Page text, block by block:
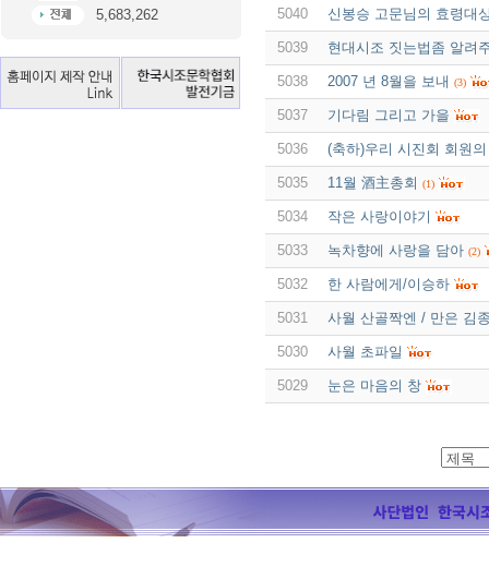
5,683,262
5040 신봉승 고문님의 효령대
5039 현대시조 짓는법좀 알려
5038 2007 년 8월을 보내 (3)
5037 기다림 그리고 가을
5036 (축하)우리 시진회 회원
5035 11월 酒主총회 (1)
5034 작은 사랑이야기
5033 녹차향에 사랑을 담아 (2)
5032 한 사람에게/이승하
5031 사월 산골짝엔 / 만은 김
5030 사월 초파일
5029 눈은 마음의 창